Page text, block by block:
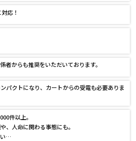
応！
者からも推奨をいただいております。
パクトになり、カートからの受電も必要ありま
件以上。
、人命に関わる事態にも。
い…